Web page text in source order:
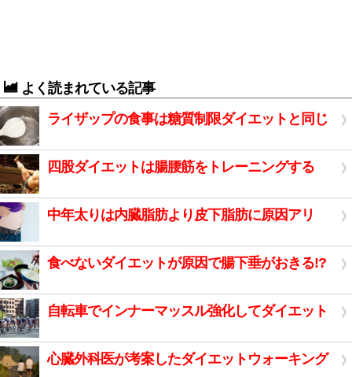
よく読まれている記事
ライザップの食事は糖質制限ダイエットと同じ
四股ダイエットは腸腰筋をトレーニングする
中年太りは内臓脂肪より皮下脂肪に原因アリ
食べないダイエットが原因で腸下垂がおきる!?
自転車でインナーマッスル強化してダイエット
心臓外科医が考案したダイエットウォーキング